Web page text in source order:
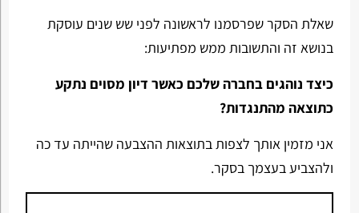
שאלת הסקר שפרסמנו לראשונה לפני שש שנים עוסקת
בנושא זה והתשובות ממש מפתיעות:
כיצד נוהגים בחברה שלכם כאשר דיון מסוים נתקע
כתוצאה מהתנגדות?
אני מזמין אותך לצפות בתוצאות ההצבעה שהייתה עד כה
ולהצביע בעצמך בסקר.